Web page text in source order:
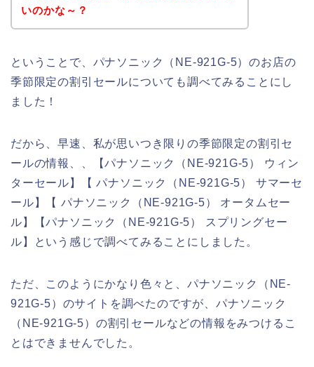
いのかな～？
ということで、パナソニック（NE-921G-5）のお店の
季節限定の割引セールについても調べてみることにし
ました！
だから、早速、私が思いつき限りの季節限定の割引セ
ールの情報、、【パナソニック（NE-921G-5） ウィン
ターセール】【 パナソニック（NE-921G-5） サマーセ
ール】【 パナソニック（NE-921G-5） オータムセー
ル】【パナソニック（NE-921G-5） スプリングセー
ル】という感じで調べてみることにしました。
ただ、このようにかなり色々と、パナソニック（NE-
921G-5）のサイトを調べたのですが、パナソニック
（NE-921G-5）の割引セールなどの情報をみつけるこ
とはできませんでした。